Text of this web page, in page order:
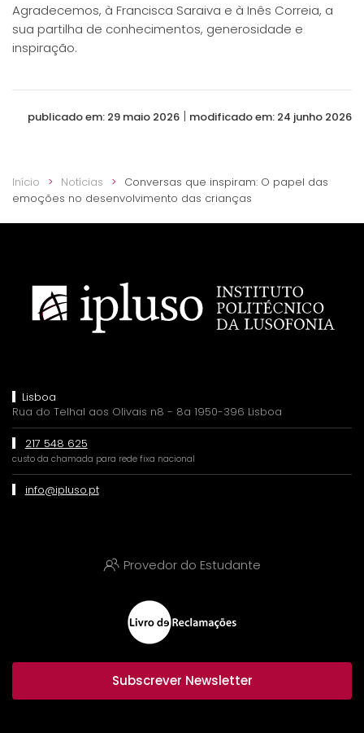
Agradecemos, à Francisca Saraiva e à Inês Correia, a
sua partilha de conhecimentos, generosidade e
inspiração.
publicado em: 29 maio 2026 | modificado em: 24 junho 2026
Início Notícias
Conversas que inspiram: O papel das
emoções no desenvolvimento das crianças
Lisboa
Rua do Telhal aos Olivais n8 - 8a 1950-396 Lisboa
217 548 625
custo da chamada para rede fixa nacional
info@ipluso.pt
Provedor do Estudante
Subscrever Newsletter